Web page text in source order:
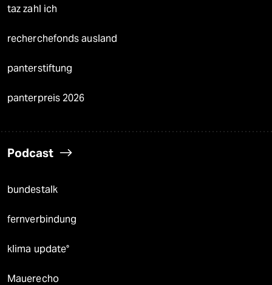
taz zahl ich
recherchefonds ausland
panterstiftung
panterpreis 2026
Podcast
bundestalk
fernverbindung
klima update°
Mauerecho